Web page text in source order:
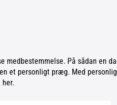
På sådan en
et personligt præg. Med